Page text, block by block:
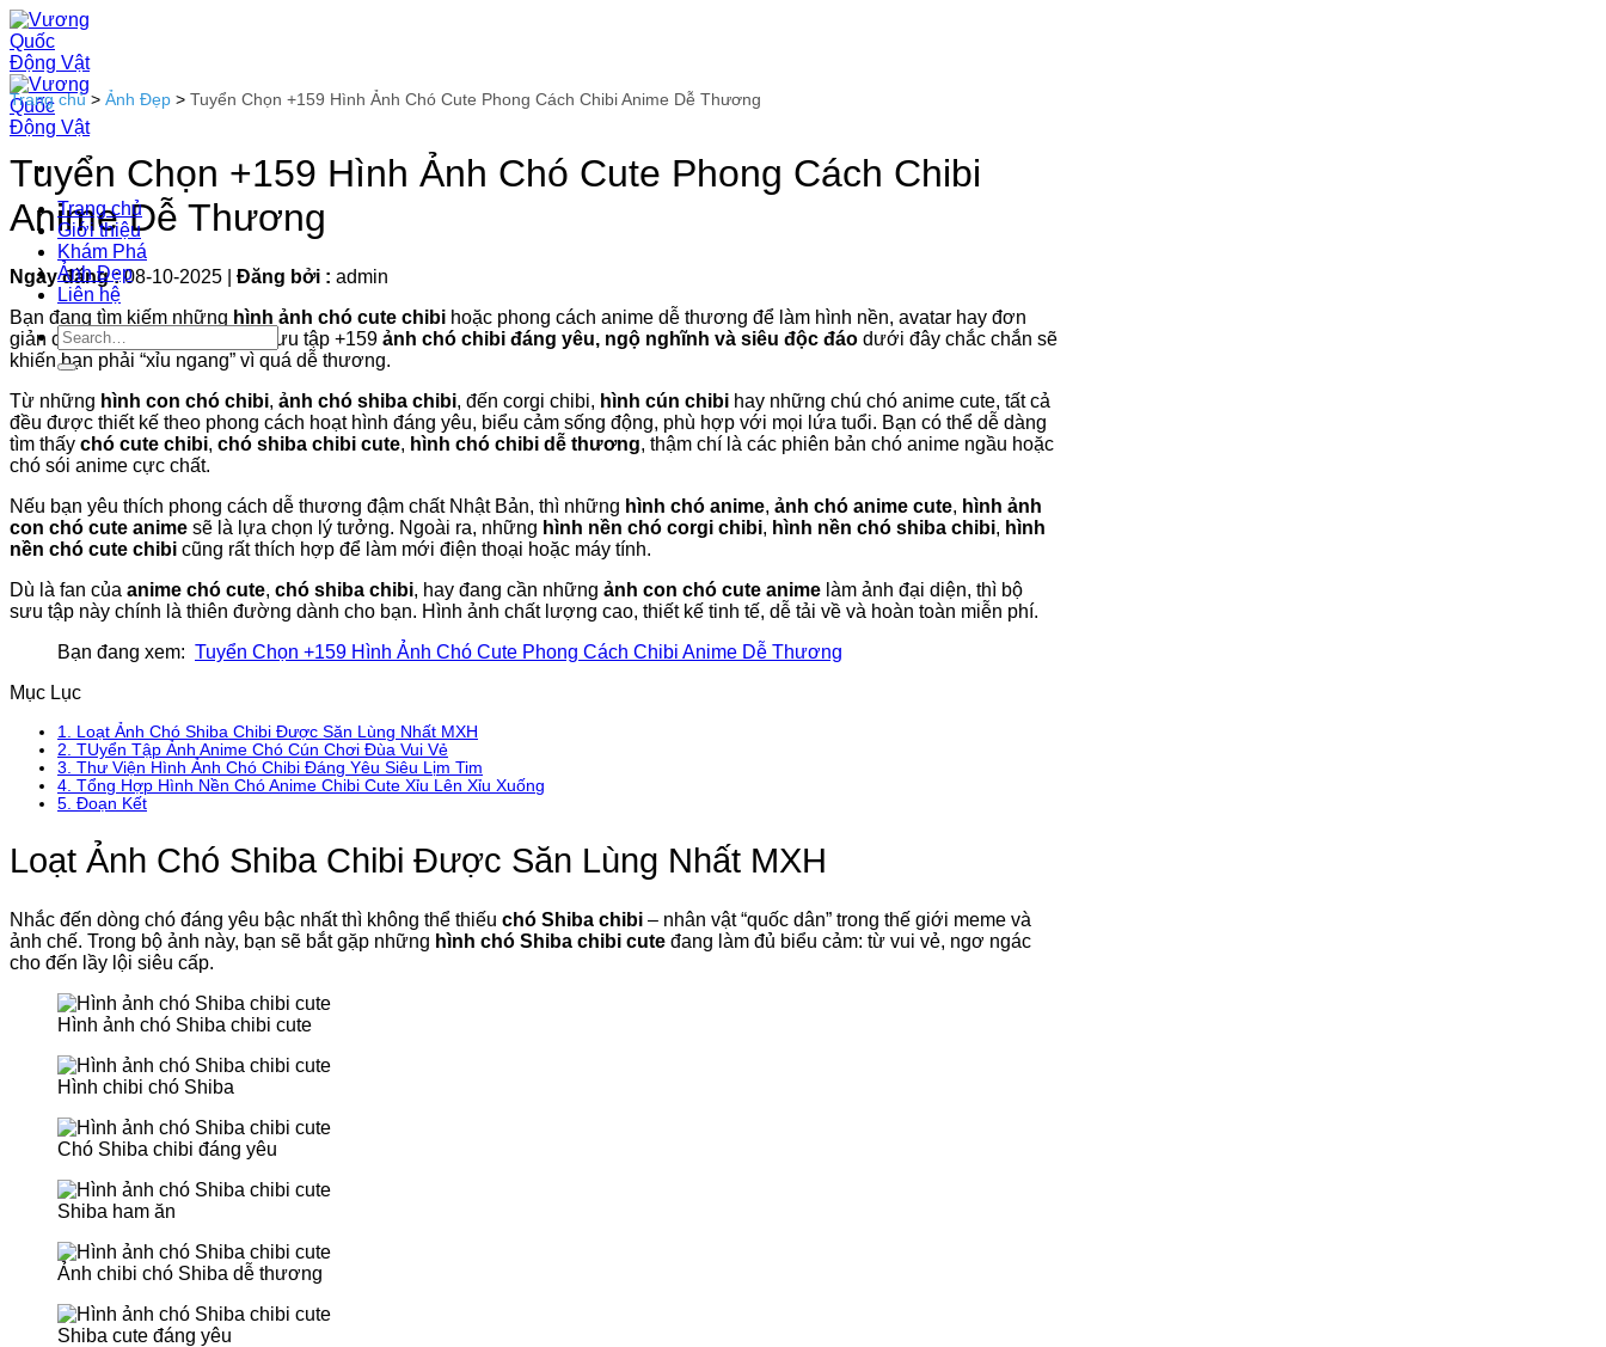
Bỏ
qua
nội
dung
Trang chủ
Giới thiệu
Khám Phá
Ảnh Đẹp
Liên hệ
Trang chủ> Ảnh Đẹp > Tuyển Chọn +159 Hình Ảnh Chó Cute Phong Cách Chibi Anime Dễ Thương
Tuyển Chọn +159 Hình Ảnh Chó Cute Phong Cách Chibi
Anime Dễ Thương
Ngày đăng :08-10-2025 Đăng bởi : admin
Bạn đang tìm kiếm những hình ảnh chó cute chibi hoặc phong cách anime dễ thương để làm hình nền, avatar hay đơn
giản chỉ để ngắm cho vui? Bộ sưu tập +159 ảnh chó chibi đáng yêu, ngộ nghĩnh và siêu độc đáo dưới đây chắc chắn sẽ
khiến bạn phải “xỉu ngang” vì quá dễ thương.
Từ những hình con chó chibi, ảnh chó shiba chibi, đến corgi chibi, hình cún chibi hay những chú chó anime cute, tất cả
đều được thiết kế theo phong cách hoạt hình đáng yêu, biểu cảm sống động, phù hợp với mọi lứa tuổi. Bạn có thể dễ dàng
tìm thấy chó cute chibi, chó shiba chibi cute, hình chó chibi dễ thương, thậm chí là các phiên bản chó anime ngầu hoặc
chó sói anime cực chất.
Nếu bạn yêu thích phong cách dễ thương đậm chất Nhật Bản, thì những hình chó anime, ảnh chó anime cute, hình ảnh
con chó cute anime sẽ là lựa chọn lý tưởng. Ngoài ra, những hình nền chó corgi chibi, hình nền chó shiba chibi, hình
nền chó cute chibi cũng rất thích hợp để làm mới điện thoại hoặc máy tính.
Dù là fan của anime chó cute, chó shiba chibi, hay đang cần những ảnh con chó cute anime làm ảnh đại diện, thì bộ
sưu tập này chính là thiên đường dành cho bạn. Hình ảnh chất lượng cao, thiết kế tinh tế, dễ tải về và hoàn toàn miễn phí.
Bạn đang xem: Tuyển Chọn +159 Hình Ảnh Chó Cute Phong Cách Chibi Anime Dễ Thương
Mục Lục
1.
Loạt Ảnh Chó Shiba Chibi Được Săn Lùng Nhất MXH
2. TUyển Tập Ảnh Anime Chó Cún Chơi Đùa Vui Vẻ
3. Thư Viện Hình Ảnh Chó Chibi Đáng Yêu Siêu Lịm Tim
4. Tổng Hợp Hình Nền Chó Anime Chibi Cute Xỉu Lên Xỉu Xuống
5. Đoạn Kết
Loạt Ảnh Chó Shiba Chibi Được Săn Lùng Nhất MXH
Nhắc đến dòng chó đáng yêu bậc nhất thì không thể thiếu chó Shiba chibi – nhân vật “quốc dân” trong thế giới meme và
ảnh chế. Trong bộ ảnh này, bạn sẽ bắt gặp những hình chó Shiba chibi cute đang làm đủ biểu cảm: từ vui vẻ, ngơ ngác
cho đến lầy lội siêu cấp.
Hình ảnh chó Shiba chibi cute
Hình chibi chó Shiba
Chó Shiba chibi đáng yêu
Shiba ham ăn
Ảnh chibi chó Shiba dễ thương
Shiba cute đáng yêu